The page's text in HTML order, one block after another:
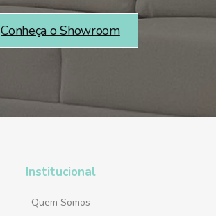
Conheça o Showroom
Institucional
Quem Somos